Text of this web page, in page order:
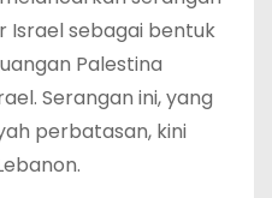
sebagai bentuk
Palestina
Serangan ini, yang
perbatasan, kini